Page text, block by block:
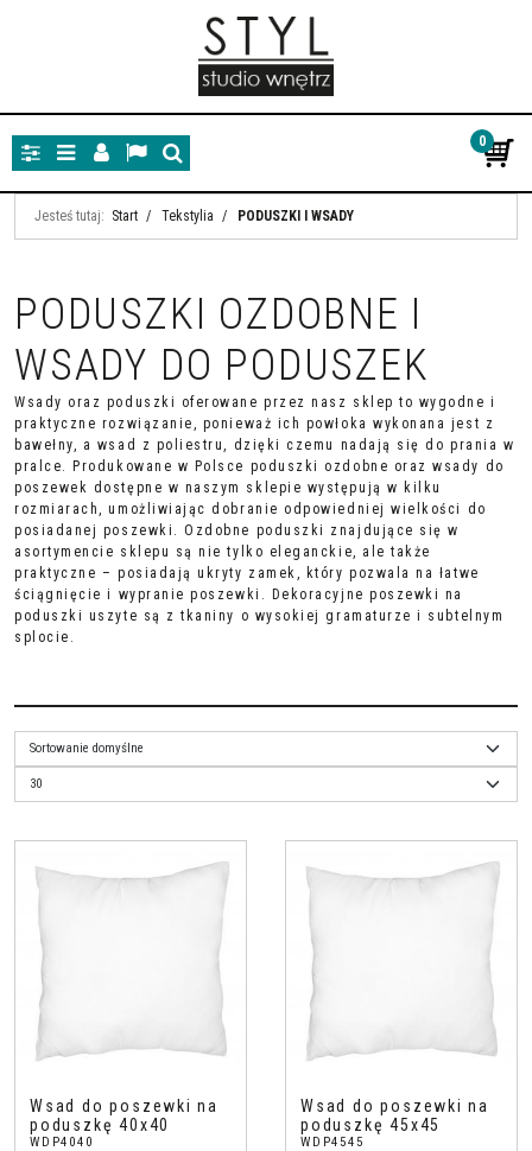
PanelMenuPanelLangSzukaj
0
Jesteś tutaj: Start / Tekstylia / PODUSZKI I WSADY
PODUSZKI OZDOBNE I
WSADY DO PODUSZEK
Wsady oraz poduszki oferowane przez nasz sklep to wygodne i
praktyczne rozwiązanie, ponieważ ich powłoka wykonana jest z
bawełny, a wsad z poliestru, dzięki czemu nadają się do prania w
pralce. Produkowane w Polsce poduszki ozdobne oraz wsady do
poszewek dostępne w naszym sklepie występują w kilku
rozmiarach, umożliwiając dobranie odpowiedniej wielkości do
posiadanej poszewki. Ozdobne poduszki znajdujące się w
asortymencie sklepu są nie tylko eleganckie, ale także
praktyczne – posiadają ukryty zamek, który pozwala na łatwe
ściągnięcie i wypranie poszewki. Dekoracyjne poszewki na
poduszki uszyte są z tkaniny o wysokiej gramaturze i subtelnym
splocie.
Wsad do poszewki na
poduszkę 40x40
WDP4040
Wsad do poszewki na
poduszkę 45x45
WDP4545